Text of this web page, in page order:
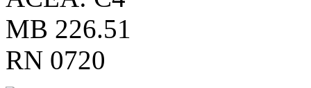
MB 226.51
RN 0720